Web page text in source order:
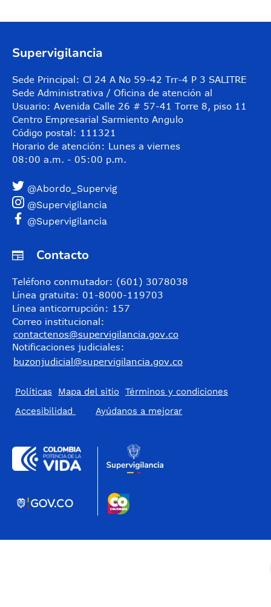
Supervigilancia
Sede Principal: Cl 24 A No 59-42 Trr-4 P 3 SALITRE
Sede Administrativa / Oficina de atención al
Usuario: Avenida Calle 26 # 57-41 Torre 8, piso 11
Centro Empresarial Sarmiento Angulo
Código postal: 111321
Horario de atención: Lunes a viernes
08:00 a.m. - 05:00 p.m.
@Abordo_Supervig
@Supervigilancia
@Supervigilancia
Contacto
Teléfono conmutador: (601) 3078038
Línea gratuita: 01-8000-119703
Línea anticorrupción: 157
Correo institucional:
contactenos@supervigilancia.gov.co
Notificaciones judiciales:
buzonjudicial@supervigilancia.gov.co
Políticas Mapa del sitio
Términos y condiciones
Accesibilidad
​Ayúdanos a mejorar